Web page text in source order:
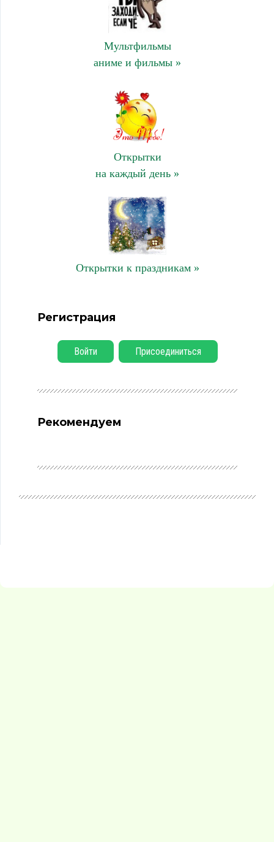
Мультфильмы
аниме и фильмы »
Открытки
на каждый день »
Открытки к праздникам »
Регистрация
Войти Присоединиться
Рекомендуем